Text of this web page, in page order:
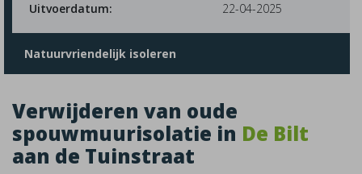
Uitvoerdatum:
22-04-2025
Natuurvriendelijk isoleren
Verwijderen van oude
spouwmuurisolatie in De Bilt
aan de Tuinstraat